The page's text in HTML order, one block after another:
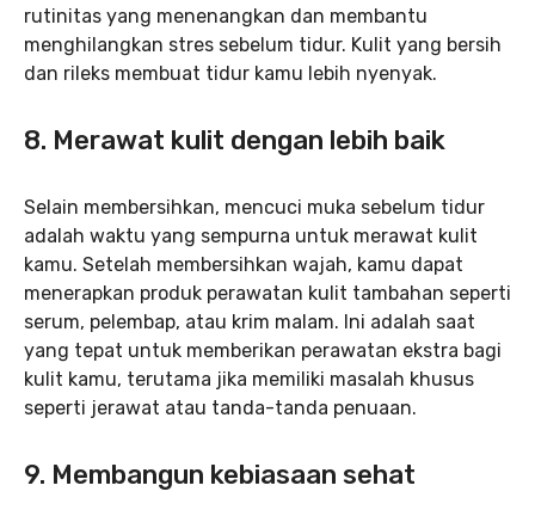
rutinitas yang menenangkan dan membantu
menghilangkan stres sebelum tidur. Kulit yang bersih
dan rileks membuat tidur kamu lebih nyenyak.
8. Merawat kulit dengan lebih baik
Selain membersihkan, mencuci muka sebelum tidur
adalah waktu yang sempurna untuk merawat kulit
kamu. Setelah membersihkan wajah, kamu dapat
menerapkan produk perawatan kulit tambahan seperti
serum, pelembap, atau krim malam. Ini adalah saat
yang tepat untuk memberikan perawatan ekstra bagi
kulit kamu, terutama jika memiliki masalah khusus
seperti jerawat atau tanda-tanda penuaan.
9. Membangun kebiasaan sehat